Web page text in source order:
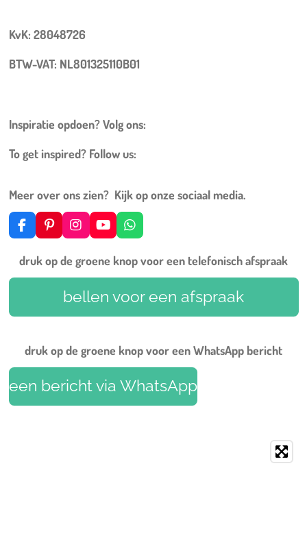
KvK: 28048726
BTW-VAT: NL801325110B01
Inspiratie opdoen? Volg ons:
To get inspired? Follow us:
Meer over ons zien? Kijk op onze sociaal media.
F
a
c
e
b
k
P
i
t
e
s
I
n
t
a
g
r
a
Y
o
T
u
b
e
W
h
t
s
A
p
p
druk op de groene knop voor een telefonisch afspraak
bellen voor een afspraak
druk op de groene knop voor een WhatsApp bericht
een bericht via WhatsApp